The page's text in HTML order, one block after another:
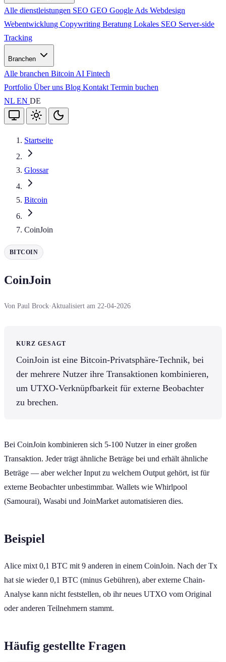
Alle dienstleistungen SEO GEO Google Ads Webdesign
Webentwicklung Copywriting Beratung Lokales SEO Server-side
Tracking
Branchen
Alle branchen Bitcoin AI Fintech
Portfolio Über uns Blog Kontakt Termin buchen
NL EN DE
Startseite
Glossar
Bitcoin
CoinJoin
BITCOIN
CoinJoin
Von Paul Brock· Aktualisiert am 22-04-2026
KURZ GESAGT
CoinJoin ist eine Bitcoin-Privatsphäre-Technik, bei
der mehrere Nutzer ihre Transaktionen kombinieren,
um UTXO-Verknüpfbarkeit für externe Beobachter
zu brechen.
Bei CoinJoin kombinieren sich 5-100 Nutzer in einer großen
Transaktion. Jeder trägt ähnliche Beträge bei und erhält ähnliche
Beträge — aber welcher Input zu welchem Output gehört, ist für
externe Beobachter unbestimmbar. Wallets wie Whirlpool
(Samourai), Wasabi und JoinMarket automatisieren dies.
Beispiel
Alice mixt 0,1 BTC mit 9 anderen in einem CoinJoin. Nach der Tx
hat sie wieder 0,1 BTC (minus Gebühren), aber externe Chain-
Analyse kann nicht feststellen, ob ihr neues UTXO vom Original
oder anderen Teilnehmern stammt.
Häufig gestellte Fragen